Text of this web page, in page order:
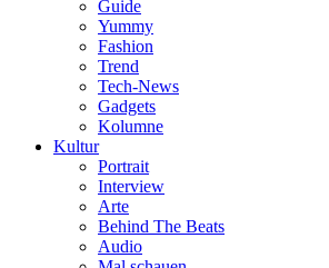
Guide
Yummy
Fashion
Trend
Tech-News
Gadgets
Kolumne
Kultur
Portrait
Interview
Arte
Behind The Beats
Audio